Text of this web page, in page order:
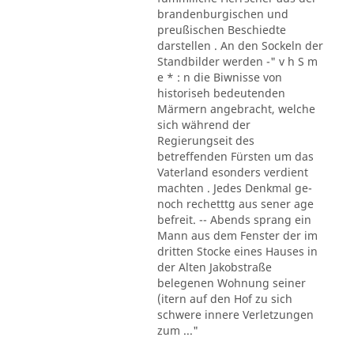
brandenburgischen und
preußischen Beschiedte
darstellen . An den Sockeln der
Standbilder werden -" v h S m
e * : n die Biwnisse von
historiseh bedeutenden
Märmern angebracht, welche
sich während der
Regierungseit des
betreffenden Fürsten um das
Vaterland esonders verdient
machten . Jedes Denkmal ge-
noch rechetttg aus sener age
befreit. -- Abends sprang ein
Mann aus dem Fenster der im
dritten Stocke eines Hauses in
der Alten Jakobstraße
belegenen Wohnung seiner
(itern auf den Hof zu sich
schwere innere Verletzungen
zum ..."